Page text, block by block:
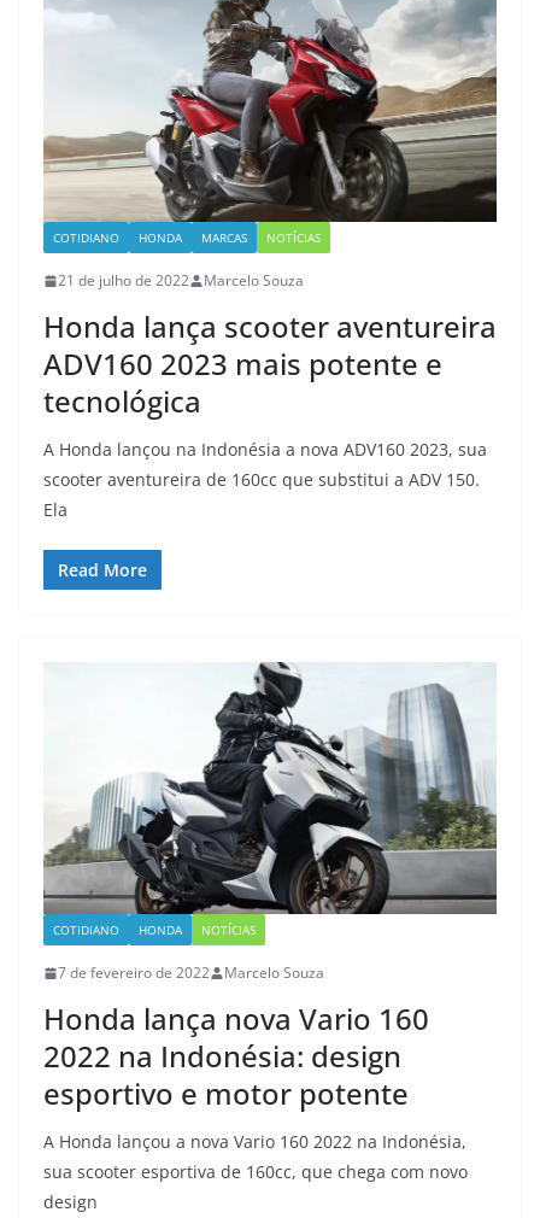
COTIDIANO HONDA MARCAS NOTÍCIAS
21 de julho de 2022 Marcelo Souza
Honda lança scooter aventureira
ADV160 2023 mais potente e
tecnológica
A Honda lançou na Indonésia a nova ADV160 2023, sua
scooter aventureira de 160cc que substitui a ADV 150.
Ela
Read More
COTIDIANO HONDA NOTÍCIAS
7 de fevereiro de 2022 Marcelo Souza
Honda lança nova Vario 160
2022 na Indonésia: design
esportivo e motor potente
A Honda lançou a nova Vario 160 2022 na Indonésia,
sua scooter esportiva de 160cc, que chega com novo
design